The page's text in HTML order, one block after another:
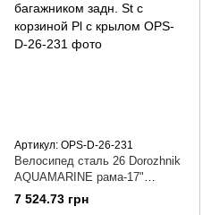
Артикул: OPS-D-26-231
Велосипед сталь 26 Dorozhnik
AQUAMARINE рама-17"
бордовый с багажником задн.
St с корзиной Pl с крылом
7 524.73 грн